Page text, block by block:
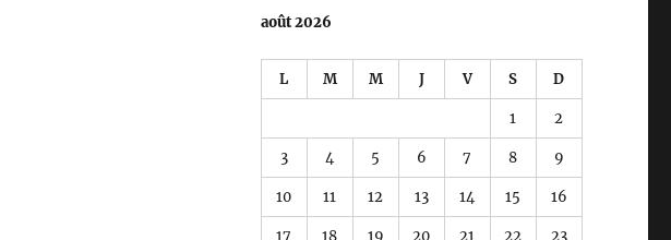
août 2026
L M M J V S D
1 2
3 4 5 6 7 8 9
10 11 12 13 14 15 16
17 18 19 20 21 22 23